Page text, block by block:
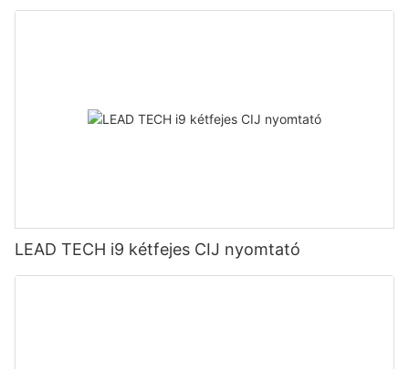
LEAD TECH i9 kétfejes CIJ nyomtató